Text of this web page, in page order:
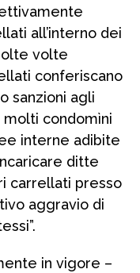
all’interno dei
volte
conferiscano
sanzioni agli
condomìni
interne adibite
ditte
carrellati presso
aggravio di
in vigore –